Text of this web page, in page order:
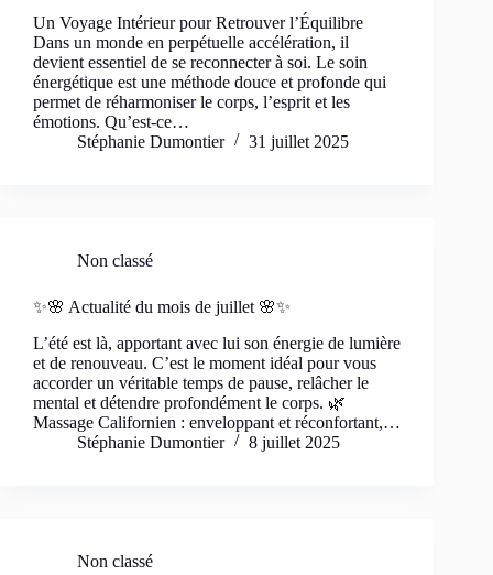
Un Voyage Intérieur pour Retrouver l’Équilibre
Dans un monde en perpétuelle accélération, il
devient essentiel de se reconnecter à soi. Le soin
énergétique est une méthode douce et profonde qui
permet de réharmoniser le corps, l’esprit et les
émotions. Qu’est-ce…
Stéphanie Dumontier
31 juillet 2025
Non classé
✨🌸 Actualité du mois de juillet 🌸✨
L’été est là, apportant avec lui son énergie de lumière
et de renouveau. C’est le moment idéal pour vous
accorder un véritable temps de pause, relâcher le
mental et détendre profondément le corps. 🌿
Massage Californien : enveloppant et réconfortant,…
Stéphanie Dumontier
8 juillet 2025
Non classé